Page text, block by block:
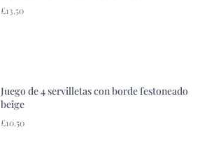
£13.50
Juego de 4 servilletas con borde festoneado
beige
£10.50